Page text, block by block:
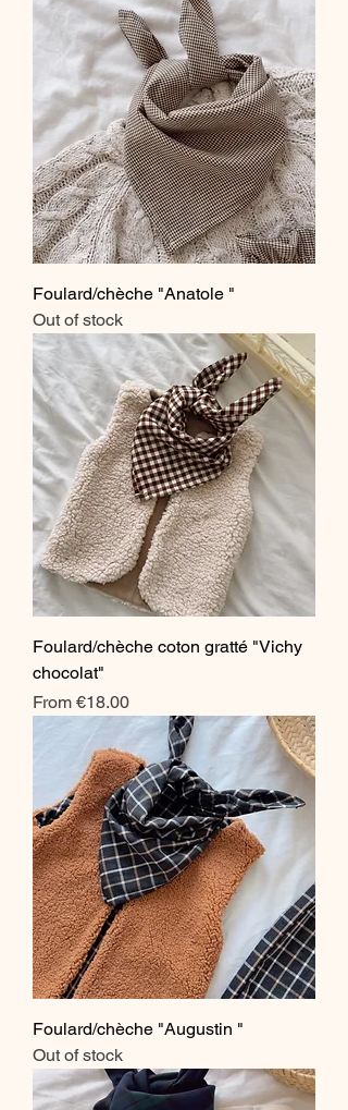
Foulard/chèche "Anatole "
Out of stock
Foulard/chèche coton gratté "Vichy
chocolat"
From €18.00
Sale Price
Foulard/chèche "Augustin "
Out of stock